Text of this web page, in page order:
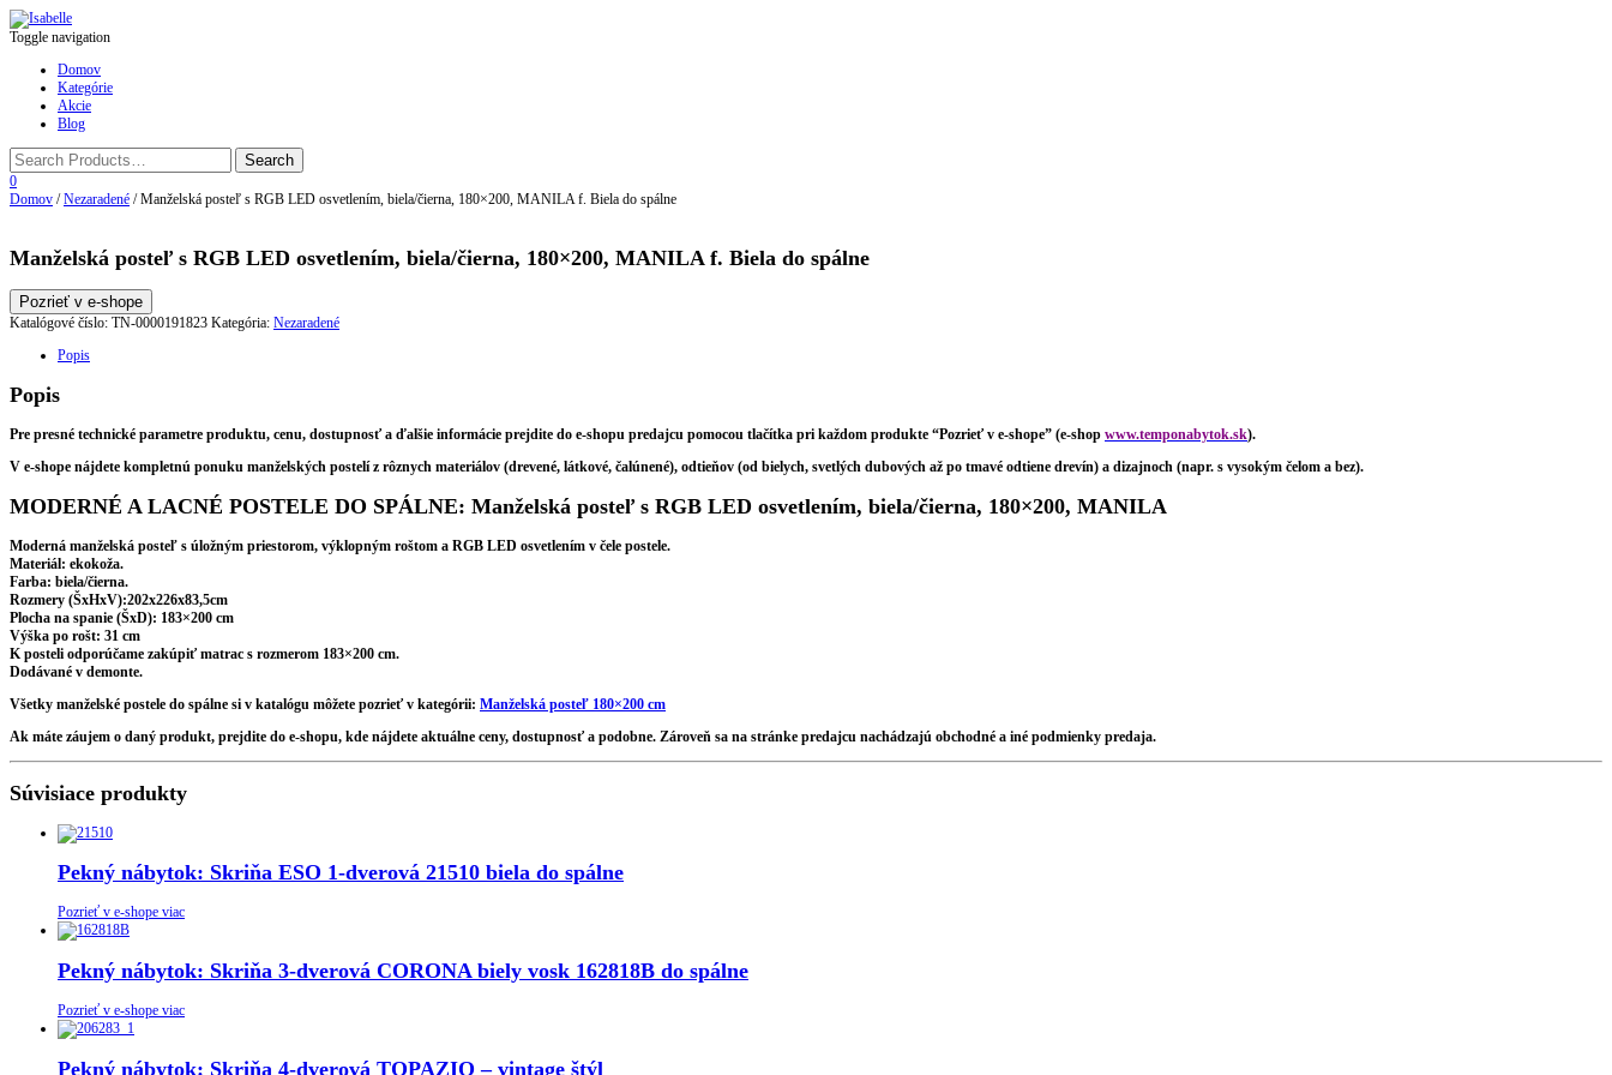
Toggle navigation
Domov
Kategórie
Akcie
Blog
0
Domov /Nezaradené / Manželská posteľ s RGB LED osvetlením, biela/čierna, 180×200, MANILA f. Biela do spálne
Manželská posteľ s RGB LED osvetlením, biela/čierna, 180×200, MANILA f. Biela do spálne
Pozrieť v e-shope
Katalógové číslo: TN-0000191823 Kategória: Nezaradené
Popis
Popis
Pre presné technické parametre produktu, cenu, dostupnosť a ďalšie informácie prejdite do e-shopu predajcu pomocou tlačítka pri každom produkte “Pozrieť v e-shope” (e-shop www.temponabytok.sk).
V e-shope nájdete kompletnú ponuku manželských postelí z rôznych materiálov (drevené, látkové, čalúnené), odtieňov (od bielych, svetlých dubových až po tmavé odtiene drevín) a dizajnoch (napr. s vysokým čelom a bez).
MODERNÉ A LACNÉ POSTELE DO SPÁLNE: Manželská posteľ s RGB LED osvetlením, biela/čierna, 180×200, MANILA
Moderná manželská posteľ s úložným priestorom, výklopným roštom a RGB LED osvetlením v čele postele.
Materiál: ekokoža.
Farba: biela/čierna.
Rozmery (ŠxHxV):202x226x83,5cm
Plocha na spanie (ŠxD): 183×200 cm
Výška po rošt: 31 cm
K posteli odporúčame zakúpiť matrac s rozmerom 183×200 cm.
Dodávané v demonte.
Všetky manželské postele do spálne si v katalógu môžete pozrieť v kategórii: Manželská posteľ 180×200 cm
Ak máte záujem o daný produkt, prejdite do e-shopu, kde nájdete aktuálne ceny, dostupnosť a podobne. Zároveň sa na stránke predajcu nachádzajú obchodné a iné podmienky predaja.
Súvisiace produkty
Pekný nábytok: Skriňa ESO 1-dverová 21510 biela do spálne
Pozrieť v e-shope viac
Pekný nábytok: Skriňa 3-dverová CORONA biely vosk 162818B do spálne
Pozrieť v e-shope viac
Pekný nábytok: Skriňa 4-dverová TOPAZIO – vintage štýl